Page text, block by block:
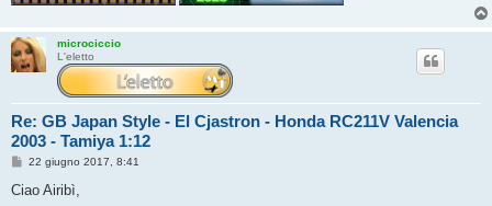
microciccio
L'eletto
Re: GB Japan Style - El Cjastron - Honda RC211V Valencia
2003 - Tamiya 1:12
M
s
22 giugno 2017, 8:41
Ciao Airibì,